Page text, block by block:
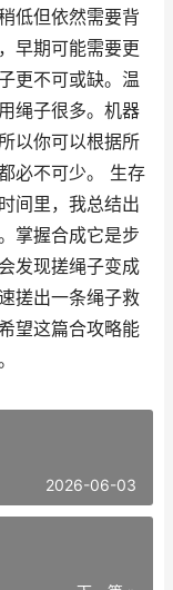
低但依然需要背
早期可能需要更
更不可或缺。温
绳子很多。机器
以你可以根据所
必不可少。 生存
间里，我总结出
掌握合成它是步
发现搓绳子变成
搓出一条绳子救
望这篇合攻略能
2026-06-03